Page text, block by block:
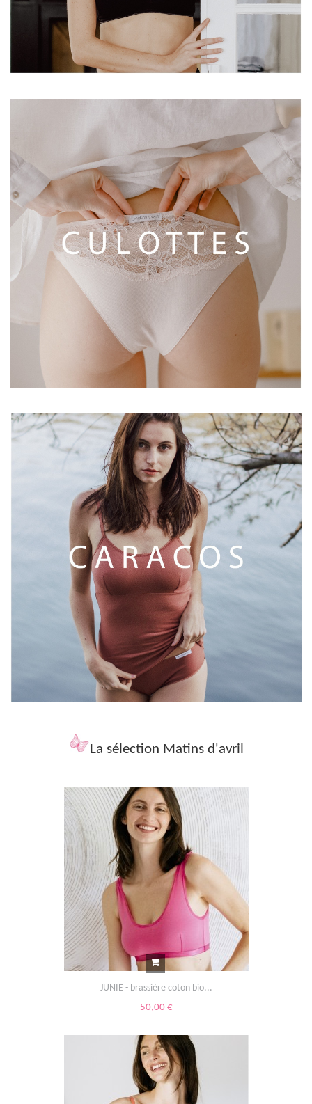
La sélection Matins d'avril
JUNIE - brassière coton bio...
50,00 €